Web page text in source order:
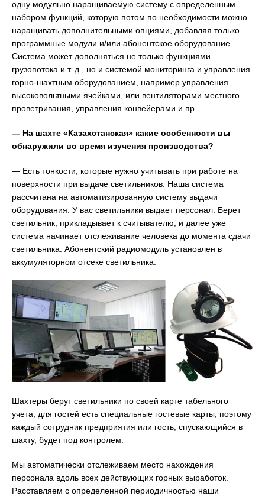
одну модульно наращиваемую систему с определенным
набором функций, которую потом по необходимости можно
наращивать дополнительными опциями, добавляя только
программные модули и/или абонентское оборудование.
Система может дополняться не только функциями
грузопотока и т. д., но и системой мониторинга и управления
горно-шахтным оборудованием, например управления
высоковольтными ячейками, или вентиляторами местного
проветривания, управления конвейерами и пр.
— На шахте «Казахстанская» какие особенности вы
обнаружили во время изучения производства?
— Есть тонкости, которые нужно учитывать при работе на
поверхности при выдаче светильников. Наша система
рассчитана на автоматизированную систему выдачи
оборудования. У вас светильники выдает персонал. Берет
светильник, прикладывает к считывателю, и далее уже
система начинает отслеживание человека до момента сдачи
светильника. Абонентский радиомодуль установлен в
аккумуляторном отсеке светильника.
Шахтеры берут светильники по своей карте табельного
учета, для гостей есть специальные гостевые карты, поэтому
каждый сотрудник предприятия или гость, спускающийся в
шахту, будет под контролем.
Мы автоматически отслеживаем место нахождения
персонала вдоль всех действующих горных выработок.
Расставляем с определенной периодичностью наши